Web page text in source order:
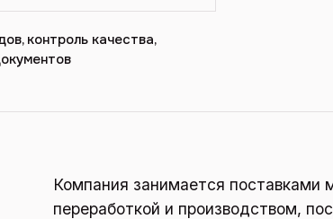
контроль качества,
Компания занимается поставками
переработкой и производством,